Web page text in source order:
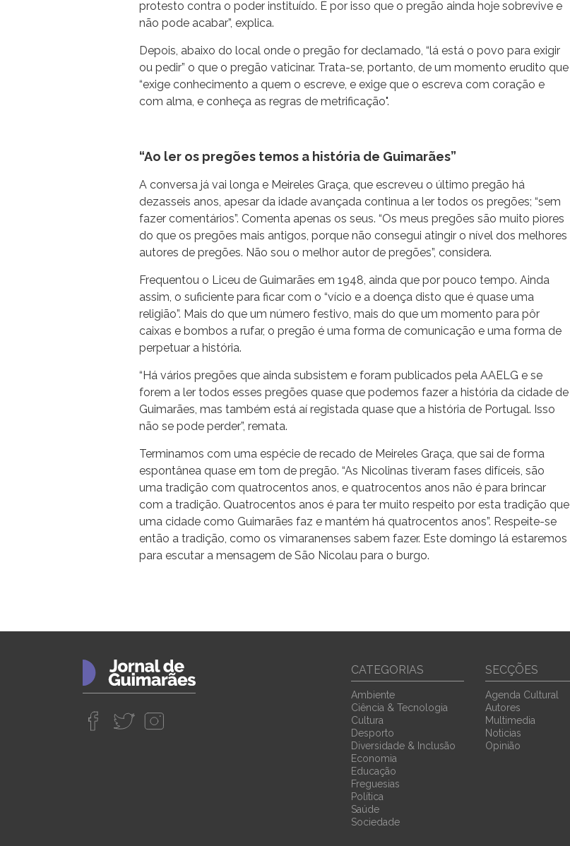
protesto contra o poder instituído. É por isso que o pregão ainda hoje sobrevive e
não pode acabar”, explica.
Depois, abaixo do local onde o pregão for declamado, “lá está o povo para exigir
ou pedir” o que o pregão vaticinar. Trata-se, portanto, de um momento erudito que
“exige conhecimento a quem o escreve, e exige que o escreva com coração e
com alma, e conheça as regras de metrificação".
“Ao ler os pregões temos a história de Guimarães”
A conversa já vai longa e Meireles Graça, que escreveu o último pregão há
dezasseis anos, apesar da idade avançada continua a ler todos os pregões; “sem
fazer comentários”. Comenta apenas os seus. “Os meus pregões são muito piores
do que os pregões mais antigos, porque não consegui atingir o nível dos melhores
autores de pregões. Não sou o melhor autor de pregões”, considera.
Frequentou o Liceu de Guimarães em 1948, ainda que por pouco tempo. Ainda
assim, o suficiente para ficar com o “vício e a doença disto que é quase uma
religião”. Mais do que um número festivo, mais do que um momento para pôr
caixas e bombos a rufar, o pregão é uma forma de comunicação e uma forma de
perpetuar a história.
“Há vários pregões que ainda subsistem e foram publicados pela AAELG e se
forem a ler todos esses pregões quase que podemos fazer a história da cidade de
Guimarães, mas também está aí registada quase que a história de Portugal. Isso
não se pode perder”, remata.
Terminamos com uma espécie de recado de Meireles Graça, que sai de forma
espontânea quase em tom de pregão. “As Nicolinas tiveram fases difíceis, são
uma tradição com quatrocentos anos, e quatrocentos anos não é para brincar
com a tradição. Quatrocentos anos é para ter muito respeito por esta tradição que
uma cidade como Guimarães faz e mantém há quatrocentos anos”. Respeite-se
então a tradição, como os vimaranenses sabem fazer. Este domingo lá estaremos
para escutar a mensagem de São Nicolau para o burgo.
CATEGORIAS
Ambiente
Ciência & Tecnologia
Cultura
Desporto
Diversidade & Inclusão
Economia
Educação
Freguesias
Política
Saúde
Sociedade
SECÇÕES
Agenda Cultural
Autores
Multimedia
Noticias
Opinião